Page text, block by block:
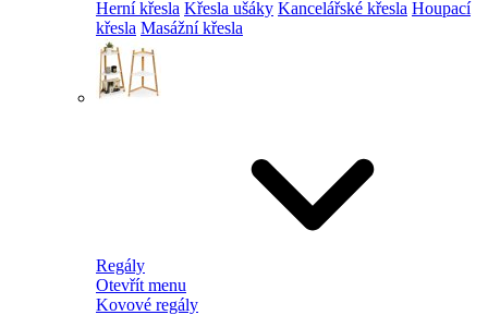
Herní křesla Křesla ušáky Kancelářské křesla Houpací
křesla Masážní křesla
Regály
Otevřít menu
Kovové regály